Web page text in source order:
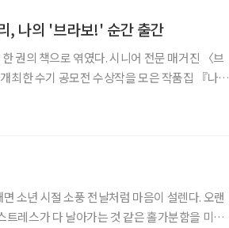
, 나의 '브라보!' 순간 출간
권의 책으로 엮였다. 시니어 전문 매거진 〈브
최한 수기 공모전 수상작을 모은 작품집 『나의
소년 시절 소풍 전날처럼 마음이 설렌다. 오랜
레스가 다 날아가는 것 같은 홀가분함을 미리